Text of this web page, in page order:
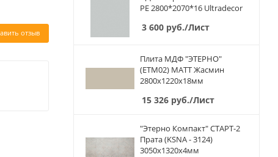
отзыв
PE 2800*2070*16 Ultradecor
3 600 руб./Лист
Плита МДФ "ЭТЕРНО"
(ETM02) МАТТ Жасмин
2800х1220х18мм
15 326 руб./Лист
"Этерно Компакт" СТАРТ-2
Прата (KSNA - 3124)
3050х1320х4мм